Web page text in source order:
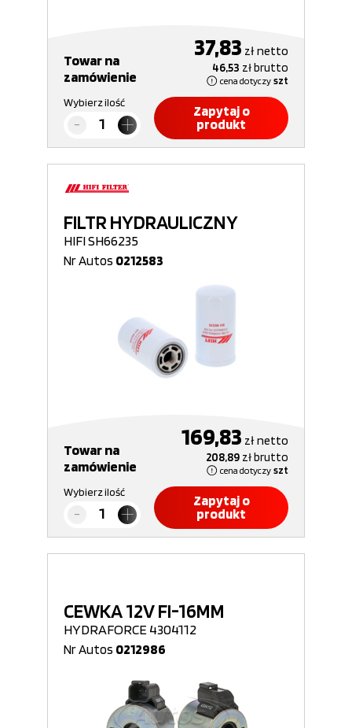
Towar na
zamówienie
37,83 złnetto
46,53 złbrutto
cena dotyczy szt
Wybierz ilość
Zapytaj o
produkt
FILTR HYDRAULICZNY
HIFI SH66235
Nr Autos 0212583
Towar na
zamówienie
169,83 złnetto
208,89 złbrutto
cena dotyczy szt
Wybierz ilość
Zapytaj o
produkt
CEWKA 12V FI-16MM
HYDRAFORCE 4304112
Nr Autos 0212986